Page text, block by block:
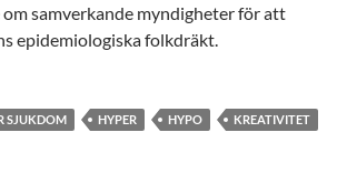
samverkande myndigheter för att
epidemiologiska folkdräkt.
SJUKDOM HYPER HYPO
KREATIVITET